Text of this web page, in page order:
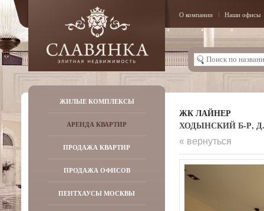
О компании Наши офисы
ЖИЛЫЕ КОМПЛЕКСЫ
АРЕНДА КВАРТИР
ПРОДАЖА КВАРТИР
ПРОДАЖА ОФИСОВ
ПЕНТХАУСЫ МОСКВЫ
ЖК ЛАЙНЕР
ХОДЫНСКИЙ Б-Р, Д.
« вернуться